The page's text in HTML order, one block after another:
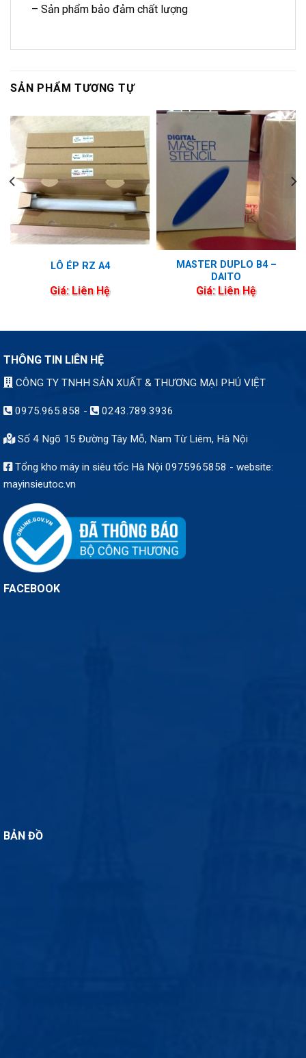
– Sản phẩm bảo đảm chất lượng
SẢN PHẨM TƯƠNG TỰ
LÔ ÉP RZ A4
Giá: Liên Hệ
MASTER DUPLO B4 –
DAITO
Giá: Liên Hệ
THÔNG TIN LIÊN HỆ
CÔNG TY TNHH SẢN XUẤT & THƯƠNG MẠI PHÚ VIỆT
0975.965.858 - 0243.789.3936
Số 4 Ngõ 15 Đường Tây Mỗ, Nam Từ Liêm, Hà Nội
Tổng kho máy in siêu tốc Hà Nội 0975965858 - website:
mayinsieutoc.vn
FACEBOOK
BẢN ĐỒ